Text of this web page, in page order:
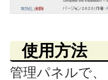
使用方法
管理パネルで